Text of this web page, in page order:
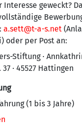
Interesse geweckt?
a.sett@t-a-s.net
oder per Post an:
Stiftung ·
· 45527 Hattingen
(1 bis 3 Jahre)